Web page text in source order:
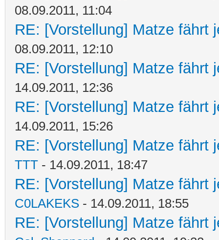
08.09.2011, 11:04
RE: [Vorstellung] Matze fährt
08.09.2011, 12:10
RE: [Vorstellung] Matze fährt
14.09.2011, 12:36
RE: [Vorstellung] Matze fährt
14.09.2011, 15:26
RE: [Vorstellung] Matze fährt
TTT - 14.09.2011, 18:47
RE: [Vorstellung] Matze fährt
C0LAKEKS - 14.09.2011, 18:55
RE: [Vorstellung] Matze fährt